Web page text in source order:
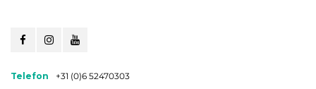
Telefon +31 (0)6 52470303